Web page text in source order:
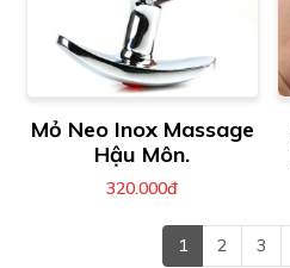
Mỏ Neo Inox Massage
Hậu Môn.
320.000đ
1 2 3